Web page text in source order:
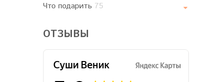
Что подарить 75
ОТЗЫВЫ